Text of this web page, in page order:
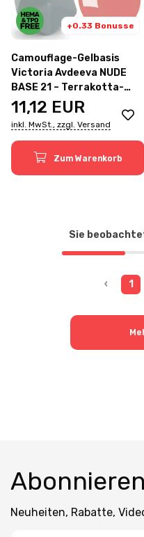
+0.33 Bonusse
Camouflage-Gelbasis
Victoria Avdeeva NUDE
BASE 21 – Terrakotta-
Nude 12ml
11,12 EUR
inkl. MwSt., zzgl. Versand
Zum Warenkorb
Sie
‹ 1
Abonnieren
Neuheiten, Rabatte,